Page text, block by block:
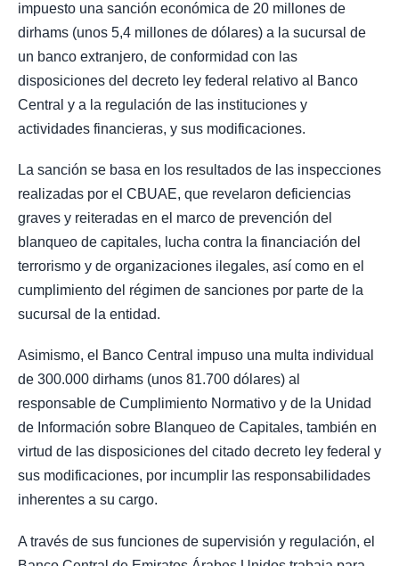
impuesto una sanción económica de 20 millones de
dirhams (unos 5,4 millones de dólares) a la sucursal de
un banco extranjero, de conformidad con las
disposiciones del decreto ley federal relativo al Banco
Central y a la regulación de las instituciones y
actividades financieras, y sus modificaciones.
La sanción se basa en los resultados de las inspecciones
realizadas por el CBUAE, que revelaron deficiencias
graves y reiteradas en el marco de prevención del
blanqueo de capitales, lucha contra la financiación del
terrorismo y de organizaciones ilegales, así como en el
cumplimiento del régimen de sanciones por parte de la
sucursal de la entidad.
Asimismo, el Banco Central impuso una multa individual
de 300.000 dirhams (unos 81.700 dólares) al
responsable de Cumplimiento Normativo y de la Unidad
de Información sobre Blanqueo de Capitales, también en
virtud de las disposiciones del citado decreto ley federal y
sus modificaciones, por incumplir las responsabilidades
inherentes a su cargo.
A través de sus funciones de supervisión y regulación, el